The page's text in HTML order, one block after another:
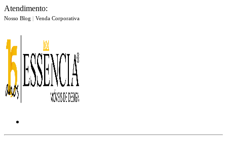
Atendimento:
Nosso Blog | Venda Corporativa